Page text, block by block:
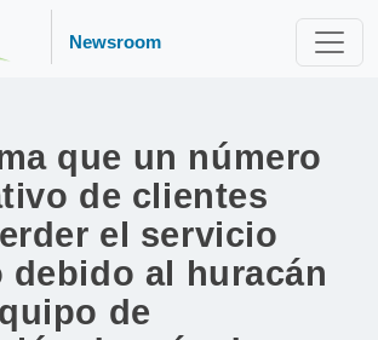
Newsroom
que un número
de clientes
el servicio
debido al huracán
de